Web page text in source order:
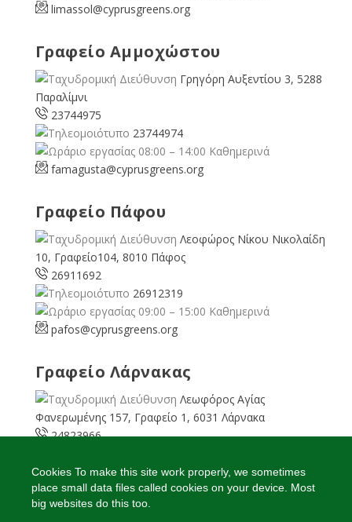
limassol@cyprusgreens.org
Γραφείο Αμμοχώστου
Γρηγόρη Αυξεντίου 3, 5288
Παραλίμνι
23744975
23744974
08:00 – 14:00 Καθημερινά
famagusta@cyprusgreens.org
Γραφείο Πάφου
Λεοφώρος Νίκου Νικολαίδη
10, Γραφείο104, 8010 Πάφος
26911692
26912319
09:00 – 15:00 Καθημερινά
pafos@cyprusgreens.org
Γραφείο Λάρνακας
Λεωφόρος Αγίας
Φανερωμένης 157, Γραφείο 1, 6031 Λάρνακα
24823966
08:00 – 16:00 Καθημερινά
larnaka@cyprusgreens. org
Cookies To make this site work properly, we sometimes
place small data files called cookies on your device. Most
big websites do this too.